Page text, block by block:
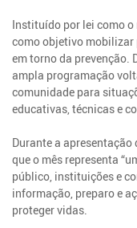
Instituído por lei como o
como objetivo mobilizar
em torno da prevenção.
ampla programação
comunidade para
educativas, técnicas e
Durante a
que o mês representa
público, instituições e
informação, preparo e
proteger vidas.